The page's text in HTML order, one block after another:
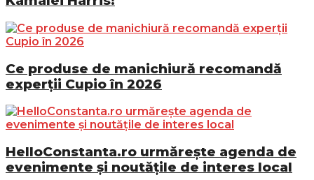
Ce produse de manichiură recomandă
experții Cupio în 2026
HelloConstanta.ro urmărește agenda de
evenimente și noutățile de interes local